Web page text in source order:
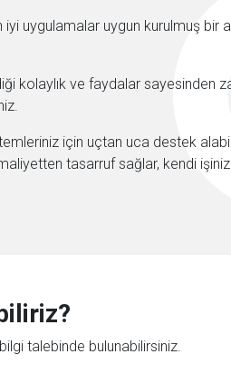
iyi uygulamalar uygun kurulmuş bir
kolaylık ve faydalar sayesinden
için uçtan uca destek
tasarruf sağlar, kendi
talebinde bulunabilirsiniz.